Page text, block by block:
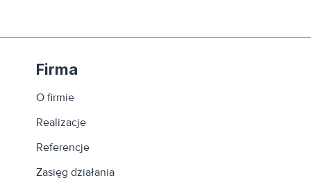
Firma
O firmie
Realizacje
Referencje
Zasięg działania